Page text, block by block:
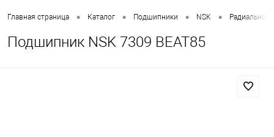
Главная страница • Каталог • Подшипники • NSK • Радиально-
Подшипник NSK 7309 BEAT85